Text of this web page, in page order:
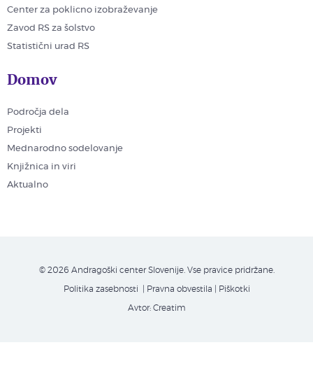
Center za poklicno izobraževanje
Zavod RS za šolstvo
Statistični urad RS
Domov
Področja dela
Projekti
Mednarodno sodelovanje
Knjižnica in viri
Aktualno
© 2026 Andragoški center Slovenije. Vse pravice pridržane.
Politika zasebnosti | Pravna obvestila Piškotki
Avtor: Creatim